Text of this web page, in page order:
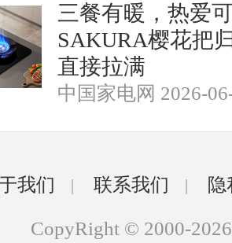
三餐有暖，热爱
SAKURA樱花把
直接拉满
中国家电网 2026-
我们 | 联系我们 |
CopyRight © 2000-2026